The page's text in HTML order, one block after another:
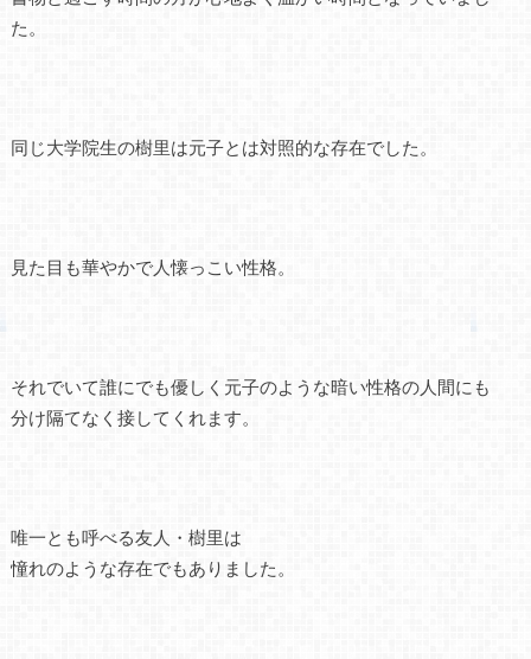
た。
同じ大学院生の樹里は元子とは対照的な存在でした。
見た目も華やかで人懐っこい性格。
それでいて誰にでも優しく元子のような暗い性格の人間にも
分け隔てなく接してくれます。
唯一とも呼べる友人・樹里は
憧れのような存在でもありました。